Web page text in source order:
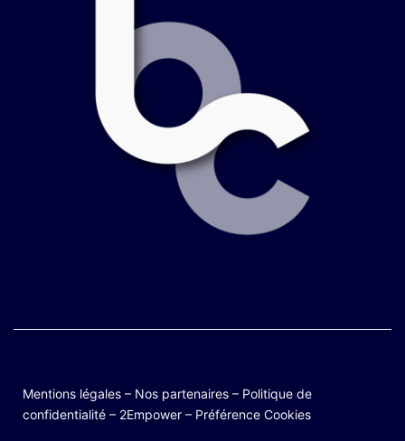
Mentions légales – Nos partenaires – Politique de
confidentialité – 2Empower – Préférence Cookies